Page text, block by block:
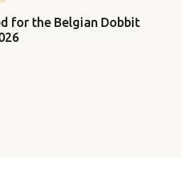
for the Belgian Dobbit